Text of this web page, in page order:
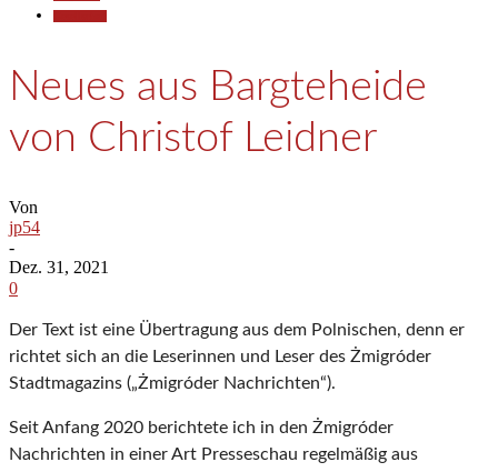
Neues aus Bargteheide
von Christof Leidner
Von
jp54
-
Dez. 31, 2021
0
Der Text ist eine Übertragung aus dem Polnischen, denn er
richtet sich an die Leserinnen und Leser des Żmigróder
Stadtmagazins („Żmigróder Nachrichten“).
Seit Anfang 2020 berichtete ich in den Żmigróder
Nachrichten in einer Art Presseschau regelmäßig aus